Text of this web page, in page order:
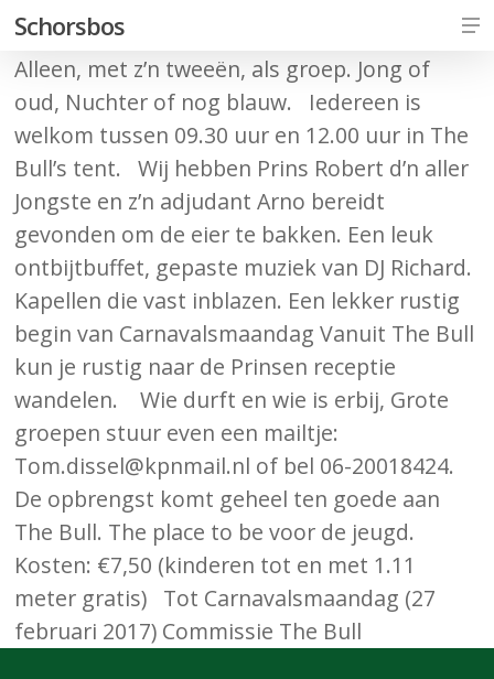
Skip
main
content
Schorsbos
Alleen, met z’n tweeën, als groep. Jong of
oud, Nuchter of nog blauw. Iedereen is
welkom tussen 09.30 uur en 12.00 uur in The
Bull’s tent. Wij hebben Prins Robert d’n aller
Jongste en z’n adjudant Arno bereidt
gevonden om de eier te bakken. Een leuk
ontbijtbuffet, gepaste muziek van DJ Richard.
Kapellen die vast inblazen. Een lekker rustig
begin van Carnavalsmaandag Vanuit The Bull
kun je rustig naar de Prinsen receptie
wandelen. Wie durft en wie is erbij, Grote
groepen stuur even een mailtje:
Tom.dissel@kpnmail.nl of bel 06-20018424.
De opbrengst komt geheel ten goede aan
The Bull. The place to be voor de jeugd.
Kosten: €7,50 (kinderen tot en met 1.11
meter gratis) Tot Carnavalsmaandag (27
februari 2017) Commissie The Bull